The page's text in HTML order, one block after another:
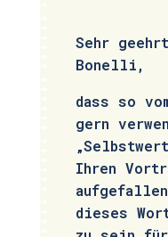
Sehr
Bonelli,
dass so
gern
Ihren
dieses